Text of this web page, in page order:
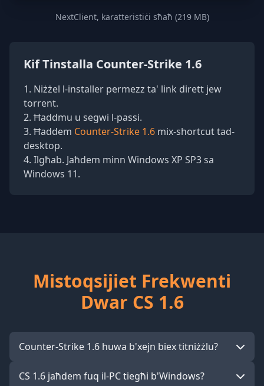
NextClient, karatteristiċi sħaħ (219 MB)
Kif Tinstalla Counter-Strike 1.6
Niżżel l-installer permezz ta' link dirett jew
torrent.
Ħaddmu u segwi l-passi.
Ħaddem Counter-Strike 1.6 mix-shortcut tad-
desktop.
Ilgħab. Jaħdem minn Windows XP SP3 sa
Windows 11.
Mistoqsijiet Frekwenti
Dwar CS 1.6
Counter-Strike 1.6 huwa b'xejn biex titniżżlu?
CS 1.6 jaħdem fuq il-PC tiegħi b'Windows?